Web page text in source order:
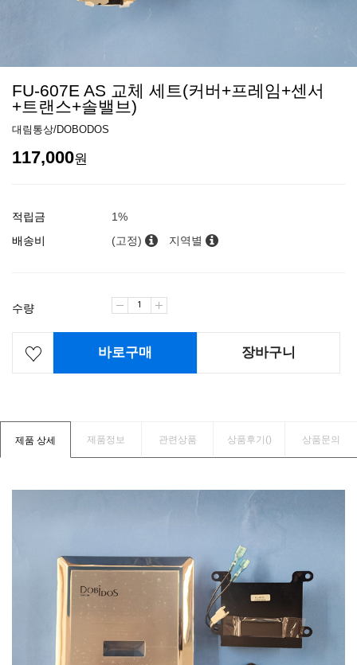
FU-607E AS 교체 세트(커버+프레임+센서
+트랜스+솔밸브)
대림통상/DOBODOS
117,000원
적립금
1%
배송비
(고정) 지역별
수량
바로구매 장바구니
제품 상세 제품정보 관련상품 상품후기() 상품문의